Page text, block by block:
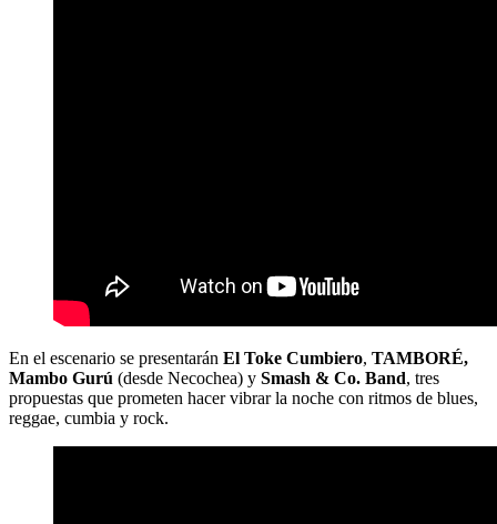
En el escenario se presentarán El Toke Cumbiero, TAMBORÉ,
Mambo Gurú (desde Necochea) y Smash & Co. Band, tres
propuestas que prometen hacer vibrar la noche con ritmos de blues,
reggae, cumbia y rock.